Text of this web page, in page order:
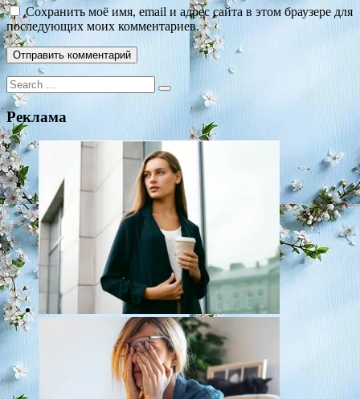
Сохранить моё имя, email и адрес сайта в этом браузере для
последующих моих комментариев.
Search
for:
Реклама